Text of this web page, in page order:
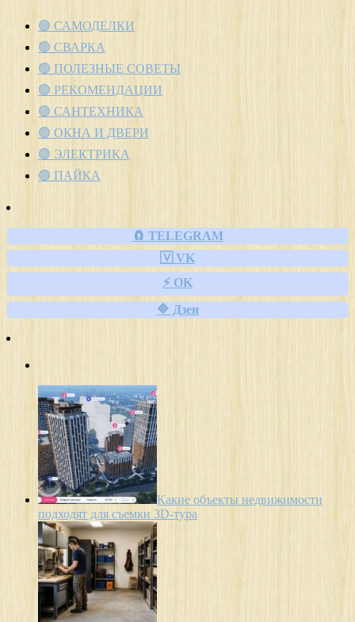
🟢 САМОДЕЛКИ
🟢 СВАРКА
🟢 ПОЛЕЗНЫЕ СОВЕТЫ
🟢 РЕКОМЕНДАЦИИ
🟢 САНТЕХНИКА
🟢 ОКНА И ДВЕРИ
🟢 ЭЛЕКТРИКА
🟢 ПАЙКА
🧲 TELEGRAM
🇻 VK
⚡ OK
🔷 Дзен
Какие объекты недвижимости
подходят для съемки 3D-тура